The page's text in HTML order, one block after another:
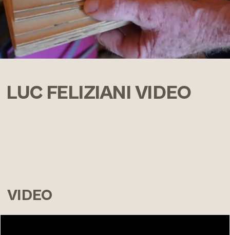
LUC FELIZIANI VIDEO
VIDEO